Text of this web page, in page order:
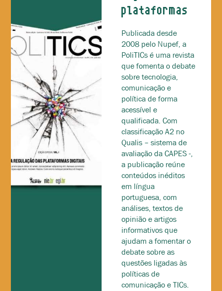
plataformas
Publicada desde
2008 pelo Nupef, a
PoliTICs é uma revista
que fomenta o debate
sobre tecnologia,
comunicação e
política de forma
acessível e
qualificada. Com
classificação A2 no
Qualis – sistema de
avaliação da CAPES -,
a publicação reúne
conteúdos inéditos
em língua
portuguesa, com
análises, textos de
opinião e artigos
informativos que
ajudam a fomentar o
debate sobre as
questões ligadas às
políticas de
comunicação e TICs.